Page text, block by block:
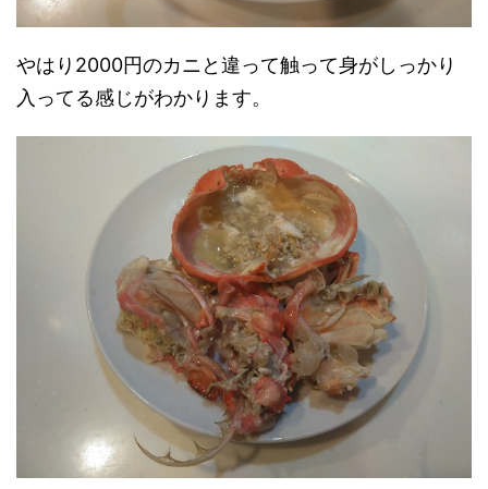
やはり2000円のカニと違って触って身がしっかり
入ってる感じがわかります。